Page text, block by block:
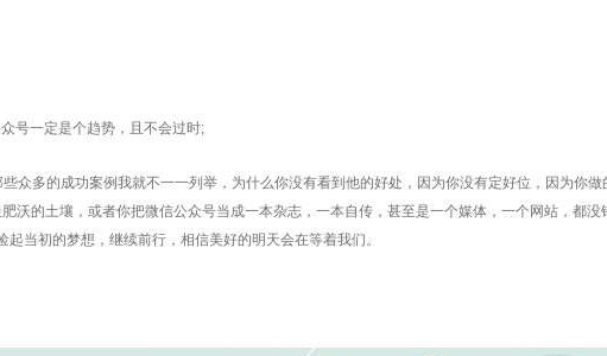
号一定是个趋势，且不会过时;
多的成功案例我就不一一列举，为什么你没有看到他的好处，因为你没有定好位，因为你做
沃的土壤，或者你把微信公众号当成一本杂志，一本自传，甚至是一个媒体，一个网站，都没
当初的梦想，继续前行，相信美好的明天会在等着我们。